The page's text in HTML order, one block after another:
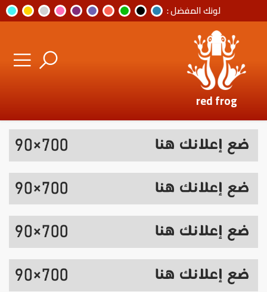
لونك المفضل :
red frog